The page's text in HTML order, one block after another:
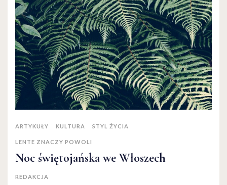
ARTYKUŁY KULTURA STYL ŻYCIA
LENTE ZNACZY POWOLI
Noc świętojańska we Włoszech
REDAKCJA